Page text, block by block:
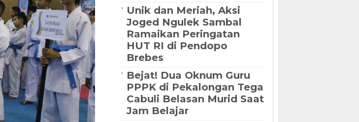
Unik dan Meriah, Aksi
Joged Ngulek Sambal
Ramaikan Peringatan
HUT RI di Pendopo
Brebes
Bejat! Dua Oknum Guru
PPPK di Pekalongan Tega
Cabuli Belasan Murid Saat
Jam Belajar